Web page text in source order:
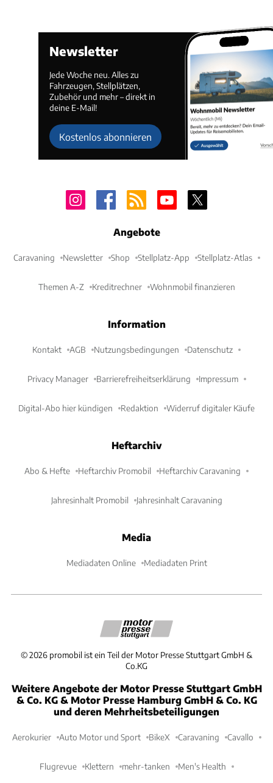
Newsletter
Jede Woche neu. Alles zu
Fahrzeugen, Stellplätzen,
Zubehör und mehr – direkt in
deine E-Mail!
Kostenlos abonnieren
Angebote
Caravaning Newsletter Shop Stellplatz-App Stellplatz-Atlas
Themen A-Z Kreditrechner Wohnmobil finanzieren
Information
Kontakt AGB Nutzungsbedingungen Datenschutz
Privacy Manager Barrierefreiheitserklärung Impressum
Digital-Abo hier kündigen Redaktion Widerruf digitaler Käufe
Heftarchiv
Abo & Hefte Heftarchiv Promobil Heftarchiv Caravaning
Jahresinhalt Promobil Jahresinhalt Caravaning
Media
Mediadaten Online Mediadaten Print
©2026 promobil ist ein Teil der Motor Presse Stuttgart GmbH &
Co.KG
Weitere Angebote der Motor Presse Stuttgart GmbH
& Co. KG & Motor Presse Hamburg GmbH & Co. KG
und deren Mehrheitsbeteiligungen
Aerokurier Auto Motor und Sport BikeX Caravaning Cavallo
Flugrevue Klettern mehr-tanken Men's Health